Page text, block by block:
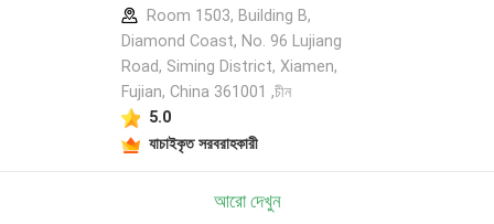
Room 1503, Building B,
Diamond Coast, No. 96 Lujiang
Road, Siming District, Xiamen,
Fujian, China 361001 ,চীন
5.0
যাচাইকৃত সরবরাহকারী
আরো দেখুন